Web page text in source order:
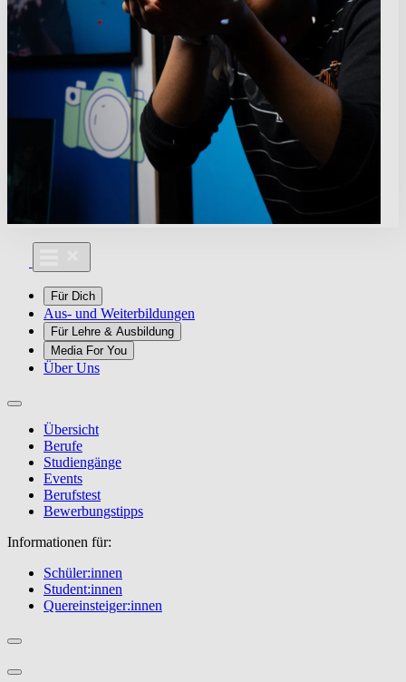
Für Dich
Aus- und Weiterbildungen
Für Lehre & Ausbildung
Media For You
Über Uns
Übersicht
Berufe
Studiengänge
Events
Berufstest
Bewerbungstipps
Informationen für:
Schüler:innen
Student:innen
Quereinsteiger:innen